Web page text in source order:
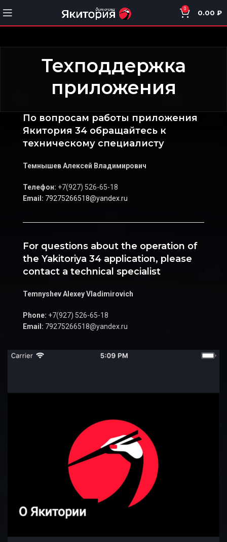
0 0.00 ₽
Техподдержка
приложения
По вопросам работы приложения
Якитория 34 обращайтесь к
техническому специалисту
Темнышев Алексей Владимирович
Телефон: +7(927) 526-65-18
Email: 79275266518@yandex.ru
For questions about the operation of
the Yakitoriya 34 application, please
contact a technical specialist
Temnyshev Alexey Vladimirovich
Phone: +7(927) 526-65-18
Email: 79275266518@yandex.ru